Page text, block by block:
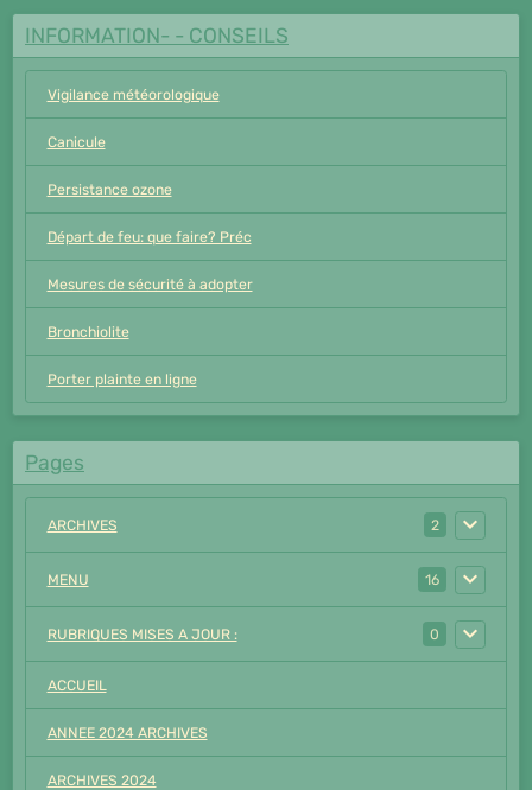
INFORMATION- - CONSEILS
Vigilance météorologique
Canicule
Persistance ozone
Départ de feu: que faire? Préc
Mesures de sécurité à adopter
Bronchiolite
Porter plainte en ligne
Pages
ARCHIVES 2
MENU 16
RUBRIQUES MISES A JOUR : 0
ACCUEIL
ANNEE 2024 ARCHIVES
ARCHIVES 2024